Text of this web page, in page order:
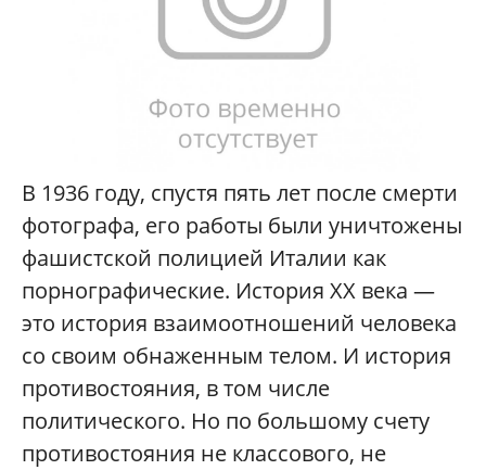
В 1936 году, спустя пять лет после смерти
фотографа, его работы были уничтожены
фашистской полицией Италии как
порнографические. История ХХ века —
это история взаимоотношений человека
со своим обнаженным телом. И история
противостояния, в том числе
политического. Но по большому счету
противостояния не классового, не